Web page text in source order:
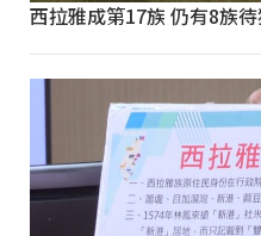
西拉雅成第17族 仍有8族